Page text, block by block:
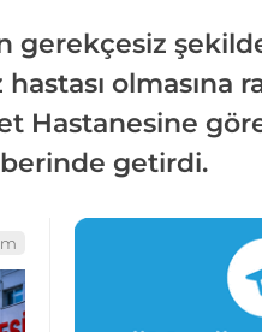
gerekçesiz
olmasına
Hastanesine
getirdi.